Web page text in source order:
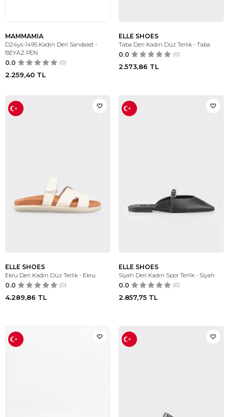
MAMMAMIA
D24ys-1495 Kadın Deri Sandalet -
BEYAZ PEN
0.0 (0)
2.259,40 TL
ELLE SHOES
Taba Deri Kadın Düz Terlik - Taba
0.0 (0)
2.573,86 TL
ELLE SHOES
Ekru Deri Kadın Düz Terlik - Ekru
0.0 (0)
4.289,86 TL
ELLE SHOES
Siyah Deri Kadın Spor Terlik - Siyah
0.0 (0)
2.857,75 TL